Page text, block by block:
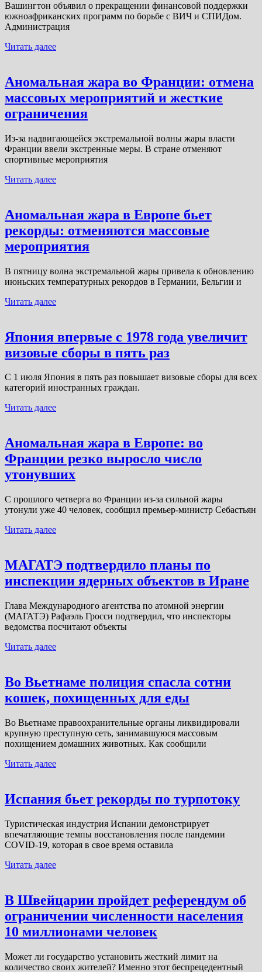
Вашингтон объявил о прекращении финансовой поддержки
южноафриканских программ по борьбе с ВИЧ и СПИДом.
Администрация
Читать далее
Аномальная жара во Франции: отмена
массовых мероприятий и жесткие
ограничения
Из-за надвигающейся экстремальной волны жары власти
Франции ввели экстренные меры. В стране отменяют
спортивные мероприятия
Читать далее
Аномальная жара в Европе бьет
рекорды: отменяются массовые
мероприятия
В пятницу волна экстремальной жары привела к обновлению
июньских температурных рекордов в Германии, Бельгии и
Читать далее
Япония впервые с 1978 года увеличит
визовые сборы в пять раз
С 1 июля Япония в пять раз повышает визовые сборы для всех
категорий иностранных граждан.
Читать далее
Аномальная жара в Европе: во
Франции резко выросло число
утонувших
С прошлого четверга во Франции из-за сильной жары
утонули уже 40 человек, сообщил премьер-министр Себастьян
Читать далее
МАГАТЭ подтвердило планы по
инспекции ядерных объектов в Иране
Глава Международного агентства по атомной энергии
(МАГАТЭ) Рафаэль Гросси подтвердил, что инспекторы
ведомства посчитают объекты
Читать далее
Во Вьетнаме полиция спасла сотни
кошек, похищенных для еды
Во Вьетнаме правоохранительные органы ликвидировали
крупную преступную сеть, занимавшуюся массовым
похищением домашних животных. Как сообщили
Читать далее
Испания бьет рекорды по турпотоку
Туристическая индустрия Испании демонстрирует
впечатляющие темпы восстановления после пандемии
COVID-19, которая в свое время оставила
Читать далее
В Швейцарии пройдет референдум об
ограничении численности населения
10 миллионами человек
Может ли государство установить жесткий лимит на
количество своих жителей? Именно этот беспрецедентный